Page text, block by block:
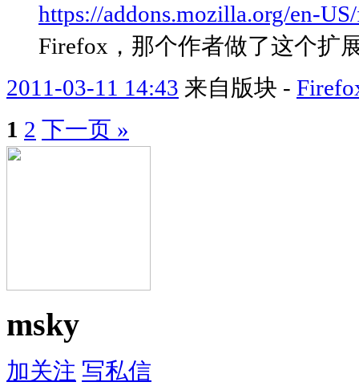
https://addons.mozilla.org/en-
Firefox，那个作者做了这个扩
2011-03-11 14:43 来自版块 -
1 2 下一页 »
msky
加关注 写私信